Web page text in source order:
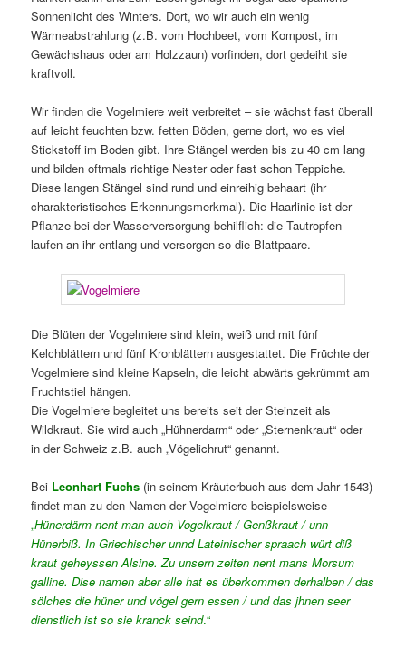
Sonnenlicht des Winters. Dort, wo wir auch ein wenig
Wärmeabstrahlung (z.B. vom Hochbeet, vom Kompost, im
Gewächshaus oder am Holzzaun) vorfinden, dort gedeiht sie
kraftvoll.
Wir finden die Vogelmiere weit verbreitet – sie wächst fast überall
auf leicht feuchten bzw. fetten Böden, gerne dort, wo es viel
Stickstoff im Boden gibt. Ihre Stängel werden bis zu 40 cm lang
und bilden oftmals richtige Nester oder fast schon Teppiche.
Diese langen Stängel sind rund und einreihig behaart (ihr
charakteristisches Erkennungsmerkmal). Die Haarlinie ist der
Pflanze bei der Wasserversorgung behilflich: die Tautropfen
laufen an ihr entlang und versorgen so die Blattpaare.
Die Blüten der Vogelmiere sind klein, weiß und mit fünf
Kelchblättern und fünf Kronblättern ausgestattet. Die Früchte der
Vogelmiere sind kleine Kapseln, die leicht abwärts gekrümmt am
Fruchtstiel hängen.
Die Vogelmiere begleitet uns bereits seit der Steinzeit als
Wildkraut. Sie wird auch „Hühnerdarm“ oder „Sternenkraut“ oder
in der Schweiz z.B. auch „Vögelichrut“ genannt.
Bei Leonhart Fuchs (in seinem Kräuterbuch aus dem Jahr 1543)
findet man zu den Namen der Vogelmiere beispielsweise
„Hünerdärm nent man auch Vogelkraut / Genßkraut / unn
Hünerbiß. In Griechischer unnd Lateinischer spraach würt diß
kraut geheyssen Alsine. Zu unsern zeiten nent mans Morsum
galline. Dise namen aber alle hat es überkommen derhalben / das
sölches die hüner und vögel gern essen / und das jhnen seer
dienstlich ist so sie kranck seind.“